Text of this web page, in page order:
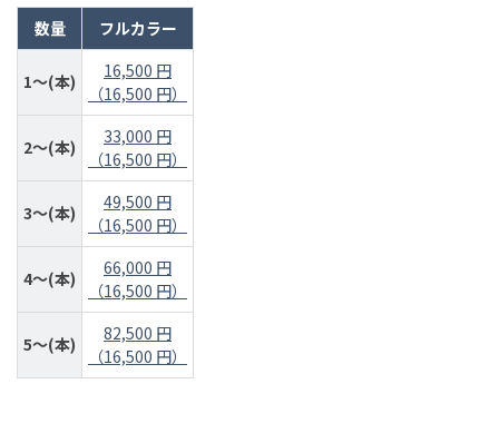
数量 フルカラー
1～(本)
16,500 円
（16,500 円）
2～(本)
33,000 円
（16,500 円）
3～(本)
49,500 円
（16,500 円）
4～(本)
66,000 円
（16,500 円）
5～(本)
82,500 円
（16,500 円）